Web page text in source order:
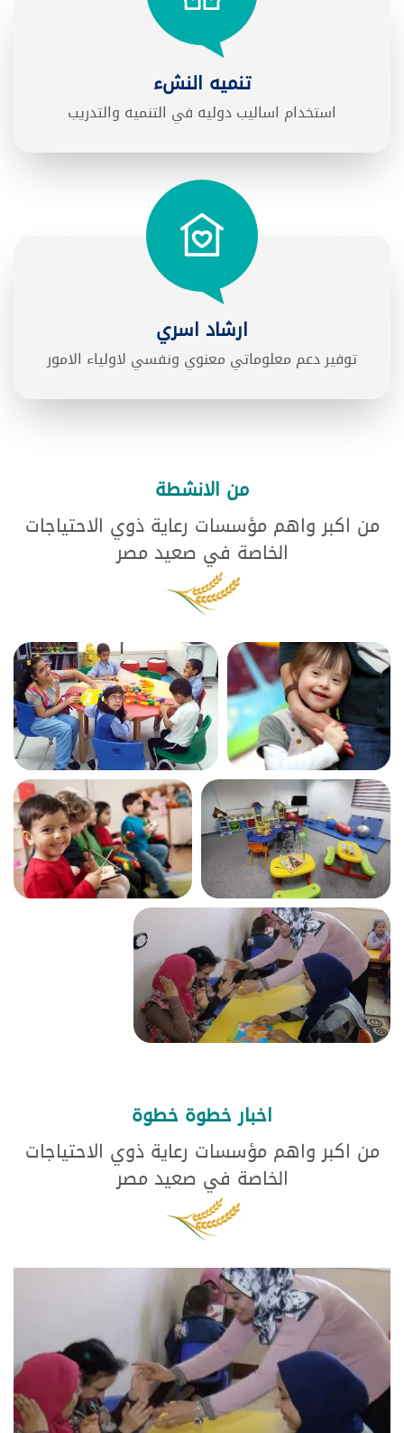
تنميه النشء
استخدام اساليب دوليه في التنميه والتدريب
ارشاد اسري
توفير دعم معلوماتي معنوي ونفسي لاولياء الامور
من الانشطة
من اكبر واهم مؤسسات رعاية ذوي الاحتياجات
الخاصة في صعيد مصر
اخبار خطوة خطوة
من اكبر واهم مؤسسات رعاية ذوي الاحتياجات
الخاصة في صعيد مصر